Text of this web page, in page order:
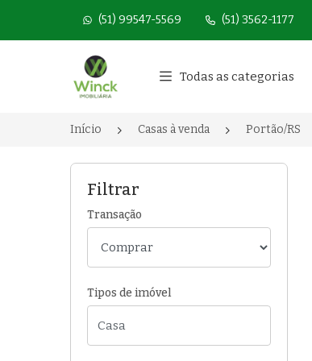
(51) 99547-5569 (51) 3562-1177
Página inicial
Todas as categorias
Início Casas à venda Portão/RS
Filtrar
Transação
Tipos de imóvel